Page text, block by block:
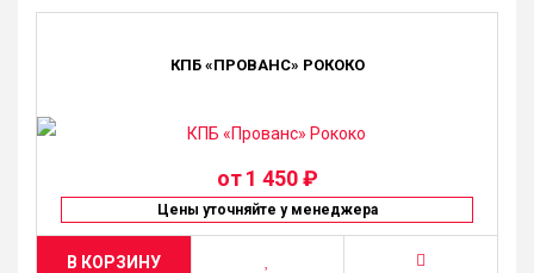
КПБ «ПРОВАНС» РОКОКО
от 1 450 ₽
Цены уточняйте у менеджера
В КОРЗИНУ